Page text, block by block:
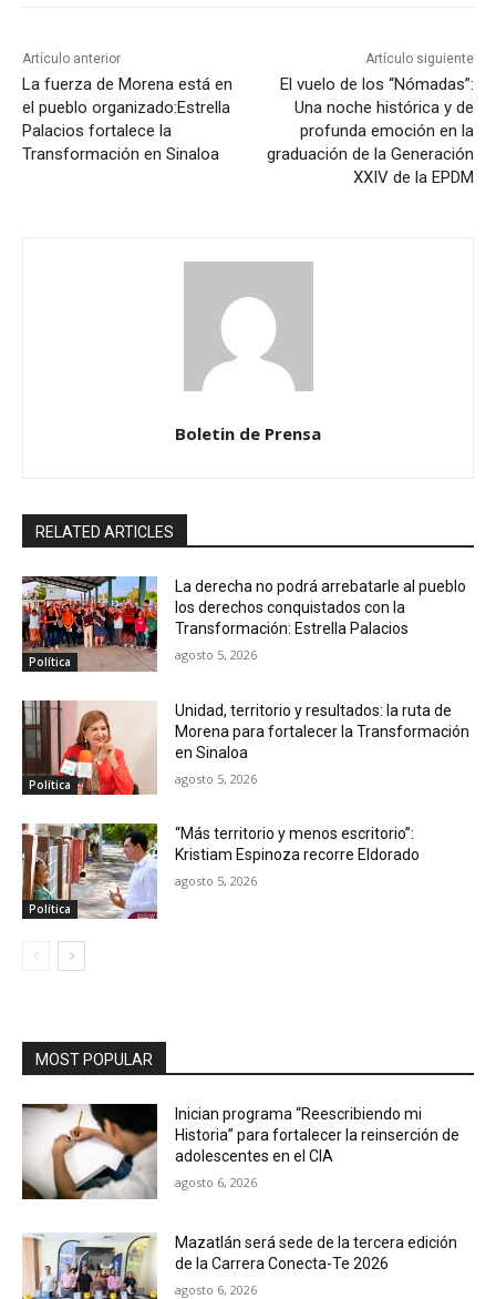
Artículo anterior
La fuerza de Morena está en
el pueblo organizado:Estrella
Palacios fortalece la
Transformación en Sinaloa
Artículo siguiente
El vuelo de los “Nómadas”:
Una noche histórica y de
profunda emoción en la
graduación de la Generación
XXIV de la EPDM
Boletin de Prensa
RELATED ARTICLES
Política
La derecha no podrá arrebatarle al pueblo
los derechos conquistados con la
Transformación: Estrella Palacios
agosto 5, 2026
Política
Unidad, territorio y resultados: la ruta de
Morena para fortalecer la Transformación
en Sinaloa
agosto 5, 2026
Política
“Más territorio y menos escritorio”:
Kristiam Espinoza recorre Eldorado
agosto 5, 2026
MOST POPULAR
Inician programa “Reescribiendo mi
Historia” para fortalecer la reinserción de
adolescentes en el CIA
agosto 6, 2026
Mazatlán será sede de la tercera edición
de la Carrera Conecta-Te 2026
agosto 6, 2026